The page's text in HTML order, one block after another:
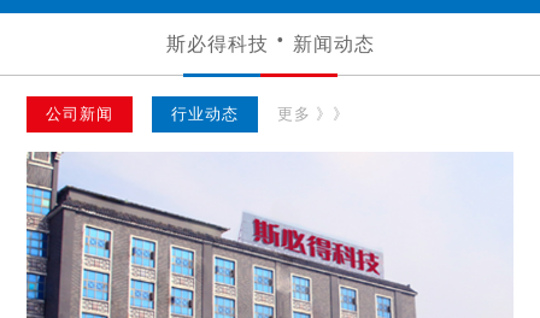
斯必得科技 新闻动态
公司新闻 行业动态 更多 》》